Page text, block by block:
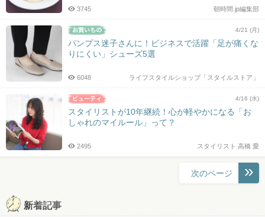
朝時間.jp編集部
3745
4/21 (月)
パンプス迷子さんに！ビジネスで活躍「足が痛くな
りにくい」シューズ5選
ライフスタイルショップ「スタイルストア」
6048
4/16 (水)
スタイリストが10年継続！心が軽やかになる「お
しゃれのマイルール」って？
スタイリスト 高橋 愛
2495
ナ
ビ
次のページ
新着記事